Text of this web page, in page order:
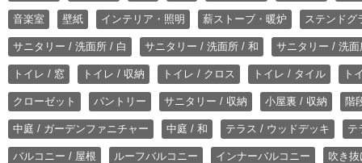
音楽室 壁紙 インテリア・照明 薪ストーブ・暖炉 ステンドグ
サニタリー / 洗面所 / 白 サニタリー / 洗面所 / 和 サニタリー / 洗
トイレ / 窓 トイレ / 収納 トイレ / クロス トイレ / タイル ト
クローゼット パントリー サニタリー / 収納 小屋裏 / 収納 階
中庭 / ガーデンファニチャー 中庭 / 和 テラス / ウッドデッキ テ
バルコニー / 屋根 ルーフバルコニー インナーバルコニー 吹き